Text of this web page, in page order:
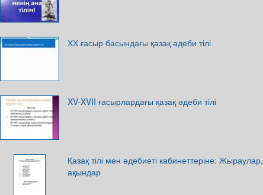
ХХ ғасыр басындағы қазақ әдеби тілі
XV-XVII ғасырлардағы қазақ әдеби тілі
Қазақ тілі мен әдебиеті кабинеттеріне: Жыраулар,
ақындар